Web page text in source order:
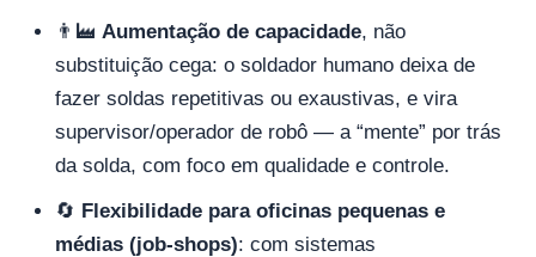
👨‍🏭 Aumentação de capacidade, não
substituição cega: o soldador humano deixa de
fazer soldas repetitivas ou exaustivas, e vira
supervisor/operador de robô — a “mente” por trás
da solda, com foco em qualidade e controle.
🔄 Flexibilidade para oficinas pequenas e
médias (job‑shops): com sistemas